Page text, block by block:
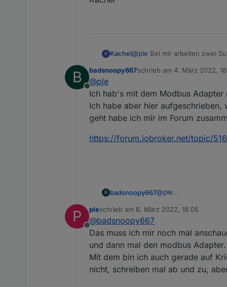
K Kachel@ple Bei mir arbeiten zwei
'primary' Wechselrichter liest
Man muss für die
(Wechselrichter/Speicher/
Grüße,
Kachel
B
Online
badsnoopy667schrieb am 4. März 2022,
zuletzt editiert von
@ple
Ich hab's mit dem Modbus
Ich habe aber hier
geht habe ich mir im Forum
https://forum.iobroker.net/topic/
B badsnoopy667@ple
Ich habe aber hier
https://
P
Offline
pleschrieb am 6. März 2022, 18:05
zuletzt editiert von
@badsnoopy667
Das muss ich mir noch mal
und dann mal den modbus Adapter.
Mit dem bin ich auch gerade auf
nicht, schreiben mal ab und zu,